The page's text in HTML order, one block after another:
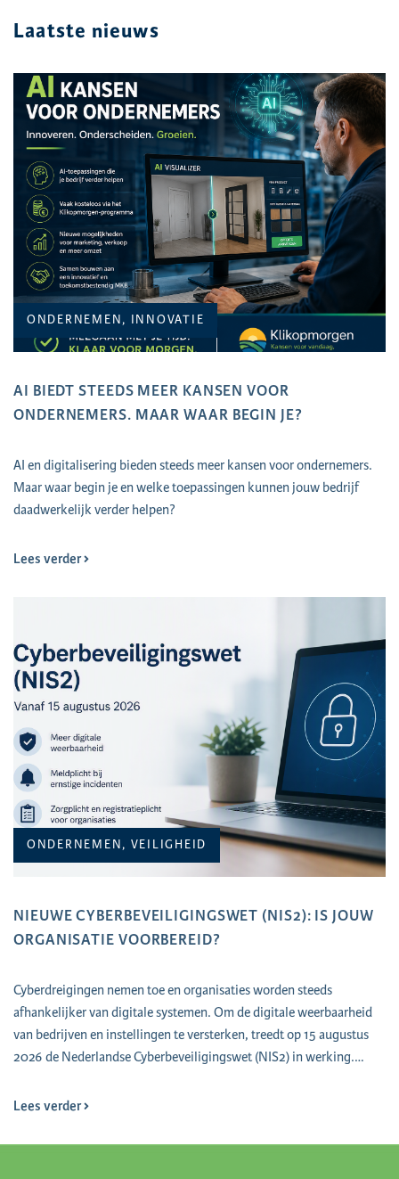
Laatste nieuws
ONDERNEMEN, INNOVATIE
AI BIEDT STEEDS MEER KANSEN VOOR
ONDERNEMERS. MAAR WAAR BEGIN JE?
AI en digitalisering bieden steeds meer kansen voor ondernemers.
Maar waar begin je en welke toepassingen kunnen jouw bedrijf
daadwerkelijk verder helpen?
Lees verder
ONDERNEMEN, VEILIGHEID
NIEUWE CYBERBEVEILIGINGSWET (NIS2): IS JOUW
ORGANISATIE VOORBEREID?
Cyberdreigingen nemen toe en organisaties worden steeds
afhankelijker van digitale systemen. Om de digitale weerbaarheid
van bedrijven en instellingen te versterken, treedt op 15 augustus
2026 de Nederlandse Cyberbeveiligingswet (NIS2) in werking.…
Lees verder